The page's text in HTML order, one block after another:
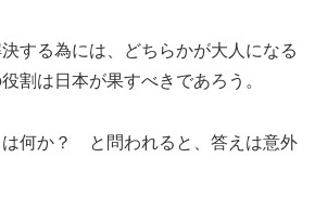
する為には、どちらかが大人になる
割は日本が果すべきであろう。
は何か？ と問われると、答えは意外